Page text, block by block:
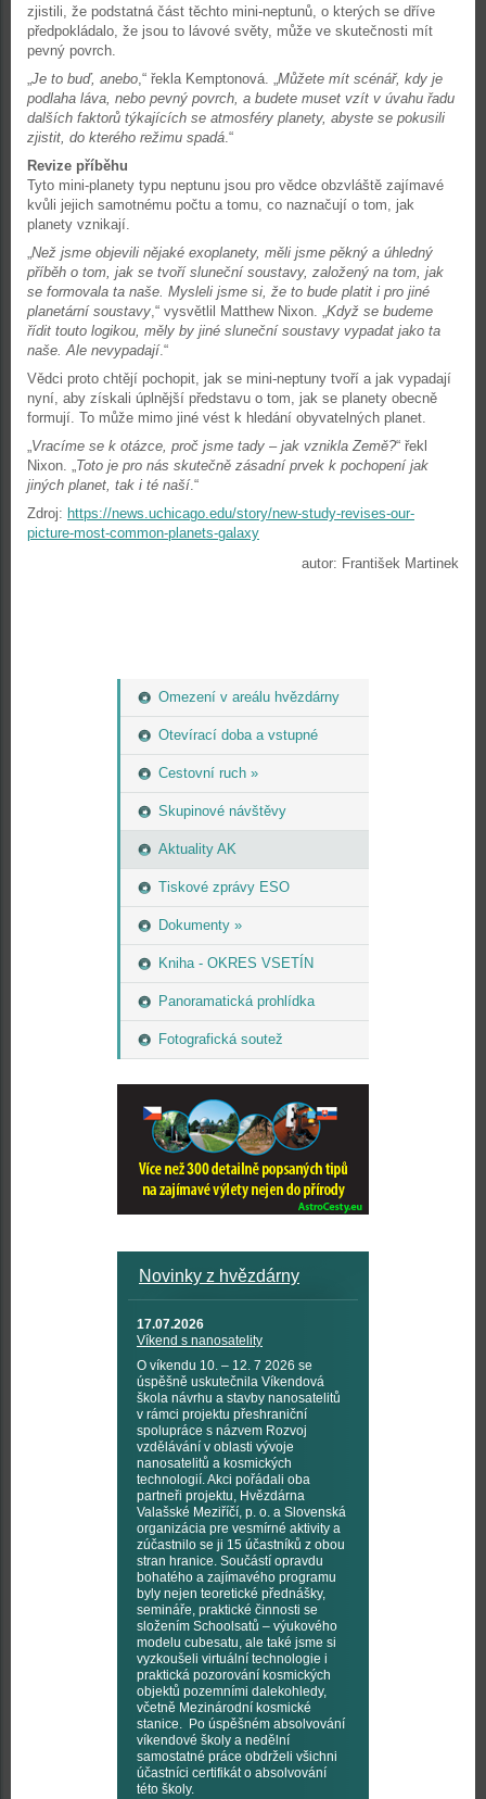
Omezení v areálu hvězdárny
Otevírací doba a vstupné
Cestovní ruch »
Skupinové návštěvy
Aktuality AK
Tiskové zprávy ESO
Dokumenty »
Kniha - OKRES VSETÍN
Panoramatická prohlídka
Fotografická soutež
Novinky z hvězdárny
17.07.2026
Víkend s nanosatelity
O víkendu 10. – 12. 7 2026 se
úspěšně uskutečnila Víkendová
škola návrhu a stavby nanosatelitů
v rámci projektu přeshraniční
spolupráce s názvem Rozvoj
vzdělávání v oblasti vývoje
nanosatelitů a kosmických
technologií. Akci pořádali oba
partneři projektu, Hvězdárna
Valašské Meziříčí, p. o. a Slovenská
organizácia pre vesmírné aktivity a
zúčastnilo se ji 15 účastníků z obou
stran hranice. Součástí opravdu
bohatého a zajímavého programu
byly nejen teoretické přednášky,
semináře, praktické činnosti se
složením Schoolsatů – výukového
modelu cubesatu, ale také jsme si
vyzkoušeli virtuální technologie i
praktická pozorování kosmických
objektů pozemními dalekohledy,
včetně Mezinárodní kosmické
stanice. Po úspěšném absolvování
víkendové školy a nedělní
samostatné práce obdrželi všichni
účastníci certifikát o absolvování
této školy.
zjistili, že podstatná část těchto mini-neptunů, o kterých se dříve
předpokládalo, že jsou to lávové světy, může ve skutečnosti mít
pevný povrch.
„Je to buď, anebo,“ řekla Kemptonová. „Můžete mít scénář, kdy je
podlaha láva, nebo pevný povrch, a budete muset vzít v úvahu řadu
dalších faktorů týkajících se atmosféry planety, abyste se pokusili
zjistit, do kterého režimu spadá.“
Revize příběhu
Tyto mini-planety typu neptunu jsou pro vědce obzvláště zajímavé
kvůli jejich samotnému počtu a tomu, co naznačují o tom, jak
planety vznikají.
„Než jsme objevili nějaké exoplanety, měli jsme pěkný a úhledný
příběh o tom, jak se tvoří sluneční soustavy, založený na tom, jak
se formovala ta naše. Mysleli jsme si, že to bude platit i pro jiné
planetární soustavy,“ vysvětlil Matthew Nixon. „Když se budeme
řídit touto logikou, měly by jiné sluneční soustavy vypadat jako ta
naše. Ale nevypadají.“
Vědci proto chtějí pochopit, jak se mini-neptuny tvoří a jak vypadají
nyní, aby získali úplnější představu o tom, jak se planety obecně
formují. To může mimo jiné vést k hledání obyvatelných planet.
„Vracíme se k otázce, proč jsme tady – jak vznikla Země?“ řekl
Nixon. „Toto je pro nás skutečně zásadní prvek k pochopení jak
jiných planet, tak i té naší.“
Zdroj: https://news.uchicago.edu/story/new-study-revises-our-
picture-most-common-planets-galaxy
autor: František Martinek